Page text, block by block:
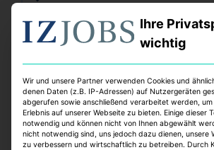
online seit 1 Woche
Ihre
wichtig
Wir und unsere Partner verwenden Cookies und
denen Daten (z.B. IP-Adressen) auf Nutzergeräten
abgerufen sowie anschließend verarbeitet werden, um
Erlebnis auf unserer Webseite zu bieten. Einige dieser
notwendig und können nicht von Ihnen abgewählt
nicht notwendig sind, uns jedoch dazu dienen, unsere
zu verbessern und wirtschaftlich zu betreiben. Durch